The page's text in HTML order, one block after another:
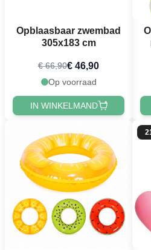
Opblaasbaar zwembad
305x183 cm
€ 66,90€ 46,90
Op voorraad
IN WINKELMAND